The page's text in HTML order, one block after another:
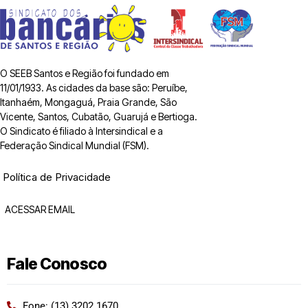
O SEEB Santos e Região foi fundado em
11/01/1933. As cidades da base são: Peruíbe,
Itanhaém, Mongaguá, Praia Grande, São
Vicente, Santos, Cubatão, Guarujá e Bertioga.
O Sindicato é filiado à Intersindical e a
Federação Sindical Mundial (FSM).
Política de Privacidade
ACESSAR EMAIL
Fale Conosco